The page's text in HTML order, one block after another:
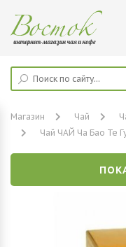
Магазин Чай
Чай ЧАЙ Ча Бао Те